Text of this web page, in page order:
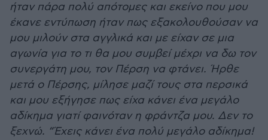
ήταν πάρα πολύ απότομες και εκείνο που μου
έκανε εντύπωση ήταν πως εξακολουθούσαν να
μου μιλούν στα αγγλικά και με είχαν σε μια
αγωνία για το τι θα μου συμβεί μέχρι να δω τον
συνεργάτη μου, τον Πέρση να φτάνει. Ήρθε
μετά ο Πέρσης, μίλησε μαζί τους στα περσικά
και μου εξήγησε πως είχα κάνει ένα μεγάλο
αδίκημα γιατί φαινόταν η φράντζα μου. Δεν το
ξεχνώ. “Έχεις κάνει ένα πολύ μεγάλο αδίκημα!